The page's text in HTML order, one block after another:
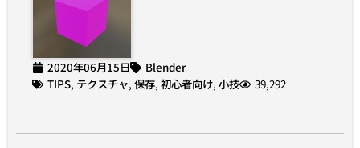
2020年06月15日
Blender
TIPS, テクスチャ, 保存, 初心者向け, 小技 39,292